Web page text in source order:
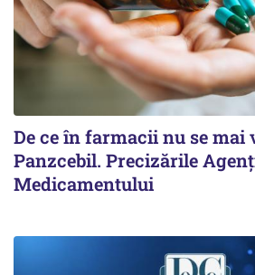
De ce în farmacii nu se mai
Panzcebil. Precizările
Medicamentului